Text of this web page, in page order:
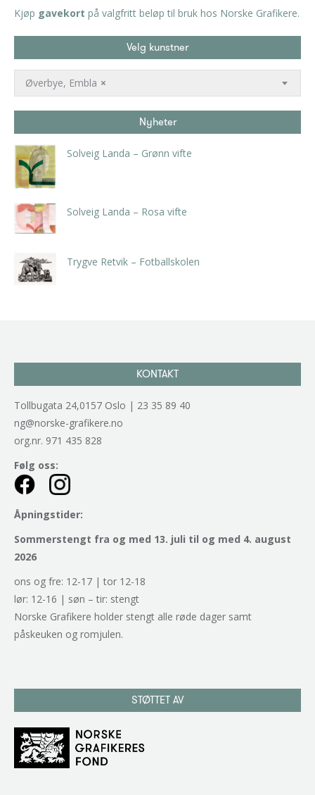
Kjøp gavekort på valgfritt beløp til bruk hos Norske Grafikere.
Velg kunstner
×
Øverbye, Embla
Nyheter
Solveig Landa – Grønn vifte
Solveig Landa – Rosa vifte
Trygve Retvik – Fotballskolen
KONTAKT
Tollbugata 24,0157 Oslo | 23 35 89 40
ng@norske-grafikere.no
org.nr. 971 435 828
Følg oss:
Åpningstider:
Sommerstengt fra og med 13. juli til og med 4. august
2026
ons og fre: 12-17 | tor 12-18
lør: 12-16 | søn – tir: stengt
Norske Grafikere holder stengt alle røde dager samt
påskeuken og romjulen.
STØTTET AV